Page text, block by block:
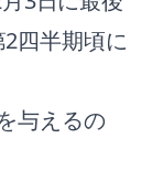
四半期頃に
与えるの